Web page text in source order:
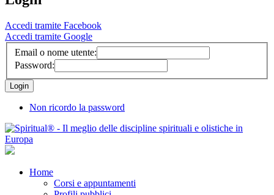
Accedi tramite Facebook
Accedi tramite Google
Email o nome utente:
Password:
Non ricordo la password
Home
Corsi e appuntamenti